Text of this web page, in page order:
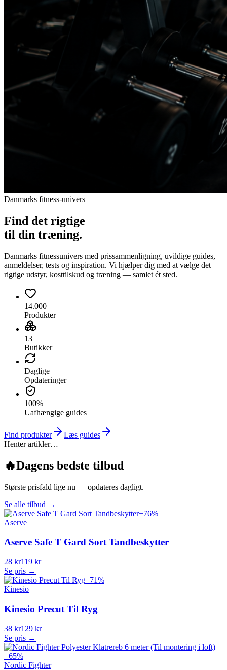
Danmarks fitness-univers
Find det rigtige
til din træning.
Danmarks fitnessunivers med prissammenligning, uvildige guides,
anmeldelser, tests og inspiration. Vi hjælper dig med at vælge det
rigtige udstyr, kosttilskud og træning — samlet ét sted.
14.000+
Produkter
13
Butikker
Daglige
Opdateringer
100%
Uafhængige guides
Find produkter
Læs guides
Henter artikler…
🔥Dagens bedste tilbud
Største prisfald lige nu — opdateres dagligt.
Se alle tilbud →
−76%
Aserve
Aserve Safe T Gard Sort Tandbeskytter
28 kr119 kr
Se pris →
−71%
Kinesio
Kinesio Precut Til Ryg
38 kr129 kr
Se pris →
−65%
Nordic Fighter